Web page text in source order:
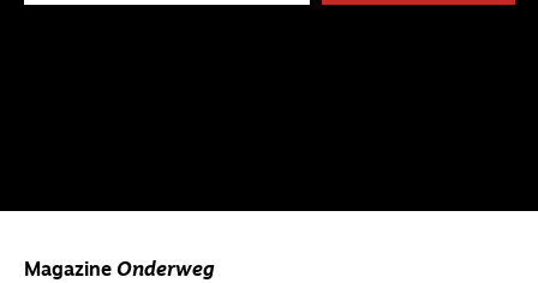
Magazine Onderweg